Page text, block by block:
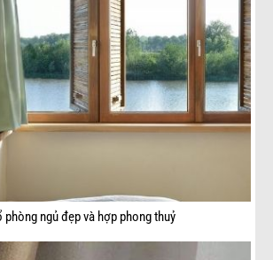
ngủ đẹp và hợp phong thuỷ